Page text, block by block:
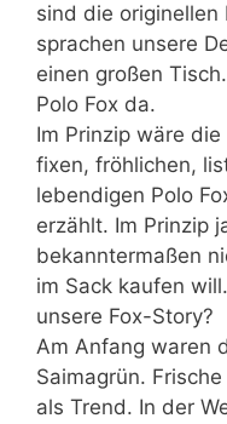
sind die originellen
sprachen unsere
einen großen
Polo Fox da.
Im Prinzip wäre
fixen, fröhlichen,
lebendigen Polo
erzählt. Im Prinzip
bekanntermaßen
im Sack kaufen
unsere Fox-Story?
Am Anfang waren
Saimagrün.
als Trend. In der